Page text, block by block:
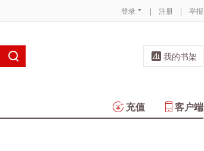
登录 | 注册 | 举报
我的书架
客户端
充值